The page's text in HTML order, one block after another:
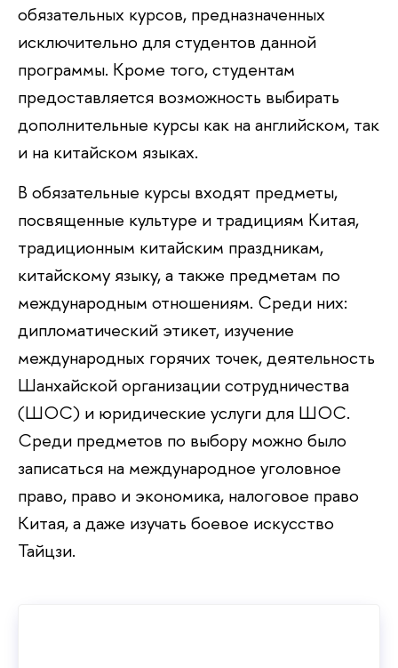
обязательных курсов, предназначенных
исключительно для студентов данной
программы. Кроме того, студентам
предоставляется возможность выбирать
дополнительные курсы как на английском, так
и на китайском языках.
В обязательные курсы входят предметы,
посвященные культуре и традициям Китая,
традиционным китайским праздникам,
китайскому языку, а также предметам по
международным отношениям. Среди них:
дипломатический этикет, изучение
международных горячих точек, деятельность
Шанхайской организации сотрудничества
(ШОС) и юридические услуги для ШОС.
Среди предметов по выбору можно было
записаться на международное уголовное
право, право и экономика, налоговое право
Китая, а даже изучать боевое искусство
Тайцзи.